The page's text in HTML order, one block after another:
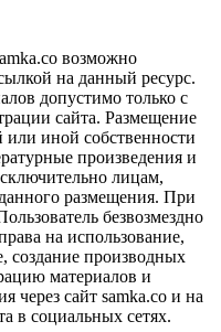
возможно
на данный ресурс.
допустимо только с
сайта. Размещение
иной собственности
произведения и
лицам,
размещения. При
безвозмездно
на использование,
создание производных
материалов и
через сайт samka.co и на
в социальных сетях.